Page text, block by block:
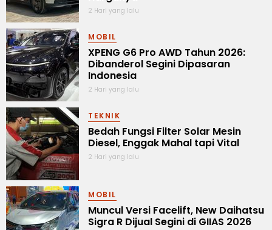
2 Hari yang lalu
MOBIL
XPENG G6 Pro AWD Tahun 2026:
Dibanderol Segini Dipasaran
Indonesia
2 Hari yang lalu
TEKNIK
Bedah Fungsi Filter Solar Mesin
Diesel, Enggak Mahal tapi Vital
2 Hari yang lalu
MOBIL
Muncul Versi Facelift, New Daihatsu
Sigra R Dijual Segini di GIIAS 2026